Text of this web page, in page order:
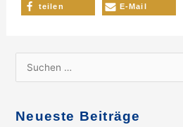
teilen E-Mail
Neueste Beiträge